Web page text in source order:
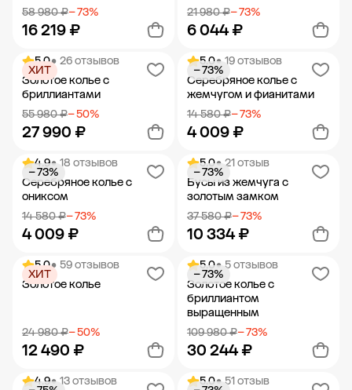
58 980 ₽− 73%
16 219 ₽
Добавить в корзину
21 980 ₽− 73%
6 044 ₽
Добавить в корзину
5.0• 26 отзывов
Золотое колье с
бриллиантами
55 980 ₽− 50%
27 990 ₽
ХИТ
Добавить в корзину
5.0• 19 отзывов
Серебряное колье с
жемчугом и фианитами
14 580 ₽− 73%
4 009 ₽
− 73%
Добавить в корзину
4.9• 18 отзывов
Серебряное колье с
ониксом
14 580 ₽− 73%
4 009 ₽
− 73%
Добавить в корзину
5.0• 21 отзыв
Бусы из жемчуга с
золотым замком
37 580 ₽− 73%
10 334 ₽
− 73%
Добавить в корзину
5.0• 59 отзывов
Золотое колье
24 980 ₽− 50%
12 490 ₽
ХИТ
5.0• 5 отзывов
Золотое колье с
бриллиантом
выращенным
109 980 ₽− 73%
30 244 ₽
− 73%
4.9• 13 отзывов
5.0• 51 отзыв